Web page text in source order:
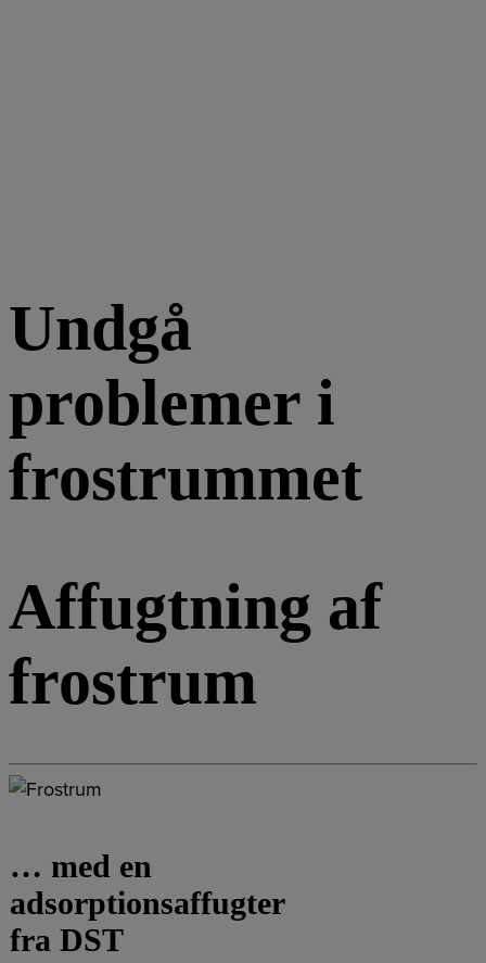
Undgå
problemer i
frostrummet
Affugtning af
frostrum
… med en
adsorptionsaffugter
fra DST